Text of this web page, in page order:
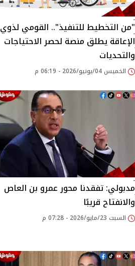
"من التخطيط للتنفيذ".. القومي لذوي
الإعاقة يطلق منصة لحصر الاحتياجات
والتحديات
الخميس 04/يونيو/2026 - 06:19 م
مدبولي: تفقدنا محور عمرو بن العاص
والانفتاح قريبًا
السبت 23/مايو/2026 - 07:28 م